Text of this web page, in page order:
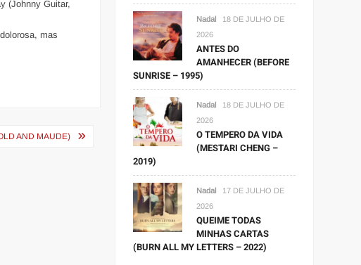
(Johnny Guitar,
mas
AND MAUDE)
Nadal
18 DE JULHO DE
2026
ANTES DO
AMANHECER (BEFORE
SUNRISE – 1995)
Nadal
18 DE JULHO DE
2026
O TEMPERO DA VIDA
(MESTARI CHENG –
2019)
Nadal
17 DE JULHO DE
2026
QUEIME TODAS
MINHAS CARTAS
(BURN ALL MY LETTERS – 2022)